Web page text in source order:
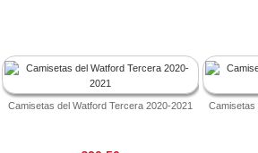
Camisetas del Watford Tercera 2020-2021 Camisetas